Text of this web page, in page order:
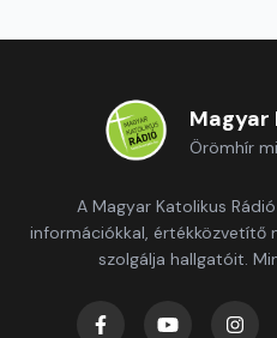
Magyar
Örömhír
A Magyar Katolikus
információkkal, értékközvetítő
szolgálja hallgatóit.